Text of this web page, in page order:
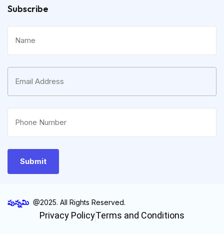
Subscribe
పున్నమి @2025. All Rights Reserved.
Privacy PolicyTerms and Conditions